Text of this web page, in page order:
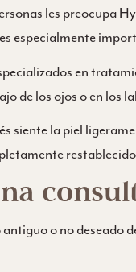
les preocupa
especialmente
en
de los ojos o en
siente la piel
o no deseado